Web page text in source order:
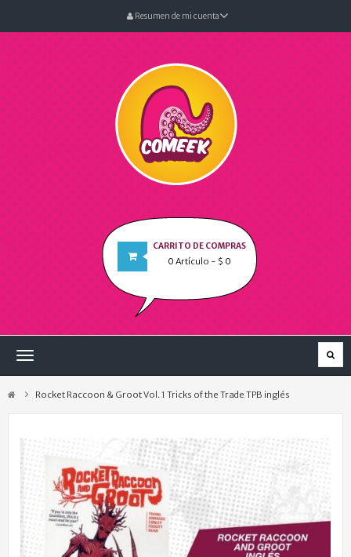
Resumen de mi cuenta
CARRITO DE COMPRAS
0 Artículo - $ 0
Navegación
Rocket Raccoon & Groot Vol. 1 Tricks of the Trade TPB inglés